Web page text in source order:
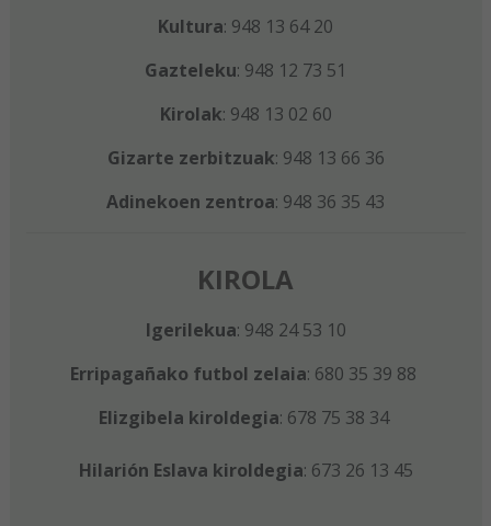
Kultura: 948 13 64 20
Gazteleku: 948 12 73 51
Kirolak: 948 13 02 60
Gizarte zerbitzuak: 948 13 66 36
Adinekoen zentroa: 948 36 35 43
KIROLA
Igerilekua: 948 24 53 10
Erripagañako futbol zelaia: 680 35 39 88
Elizgibela kiroldegia: 678 75 38 34
Hilarión Eslava kiroldegia: 673 26 13 45